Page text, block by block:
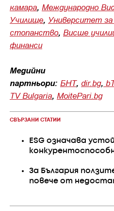
камара, Международно
Училище, Университет за
стопанство, Висше
финанси
Медийни
партньори: БНТ, dir.bg,
TV Bulgaria MoitePari.bg
СВЪРЗАНИ СТАТИИ
ESG означава
За България
повече от